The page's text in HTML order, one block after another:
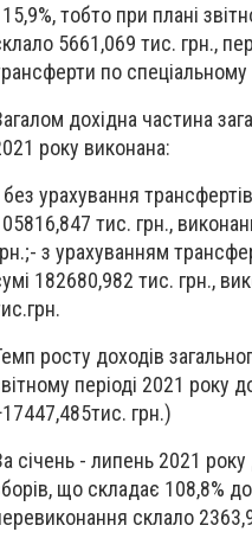
тобто при плані
5661,069 тис. грн.,
по
дохідна частина
року виконана:
урахування
тис. грн.,
з урахуванням
182680,982 тис. грн.,
росту доходів
періоді 2021 року
грн.)
січень - липень 2021
що складає 108,8%
склало